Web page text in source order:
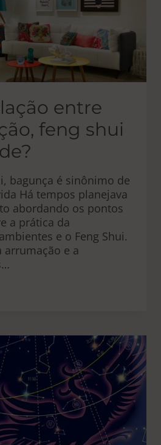
entre
feng shui
bagunça é sinônimo de
Há tempos planejava
abordando os pontos
a prática da
e o Feng Shui.
e a